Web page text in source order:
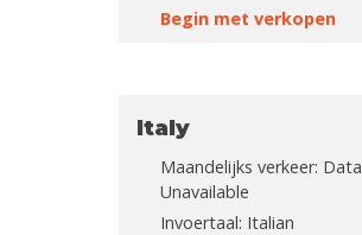
Begin met verkopen
Italy
Maandelijks verkeer: Data
Unavailable
Invoertaal: Italian